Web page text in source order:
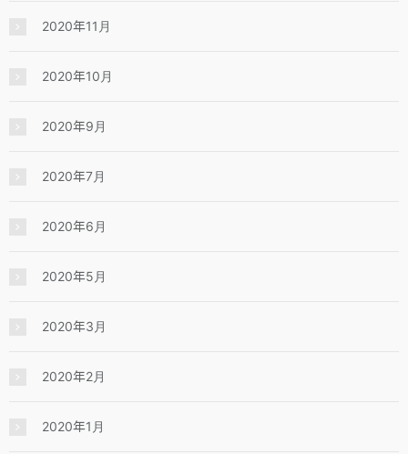
2020年11月
2020年10月
2020年9月
2020年7月
2020年6月
2020年5月
2020年3月
2020年2月
2020年1月